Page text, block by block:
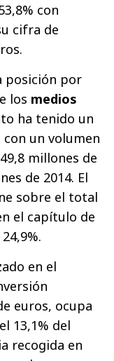
con
cifra de
posición por
los medios
ha tenido un
con un volumen
millones de
de 2014. El
sobre el total
el capítulo de
en el
euros, ocupa
13,1% del
recogida en